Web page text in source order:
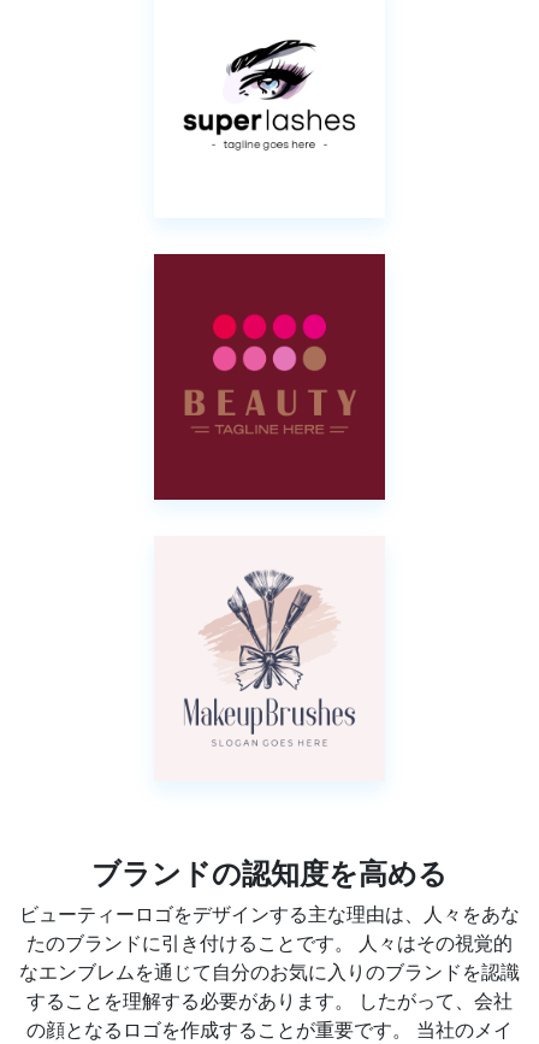
ブランドの認知度を高める
ビューティーロゴをデザインする主な理由は、人々をあな
たのブランドに引き付けることです。 人々はその視覚的
なエンブレムを通じて自分のお気に入りのブランドを認識
することを理解する必要があります。 したがって、会社
の顔となるロゴを作成することが重要です。 当社のメイ